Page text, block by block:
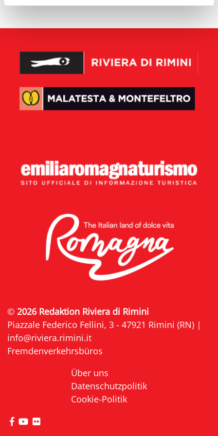
© 2026 Redaktion Riviera di Rimini
Piazzale Federico Fellini, 3 - 47921 Rimini (RN) |
info@riviera.rimini.it
Fremdenverkehrsbüros
Über uns
Datenschutzpolitik
Cookie-Politik
die Seite Facebook von Riviera di Rimini
die Seite YouTube von Riviera di Rimini
die Seite Flickr von Riviera di Rimini